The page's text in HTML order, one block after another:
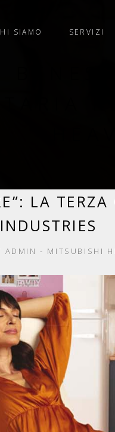
SIAMO SERVIZI
LA
ADMIN - MITSUBISHI